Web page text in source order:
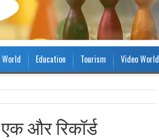
World Education Tourism Video World
और रिकॉर्ड